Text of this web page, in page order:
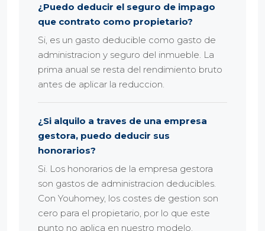
¿Puedo deducir el seguro de impago
que contrato como propietario?
Si, es un gasto deducible como gasto de
administracion y seguro del inmueble. La
prima anual se resta del rendimiento bruto
antes de aplicar la reduccion.
¿Si alquilo a traves de una empresa
gestora, puedo deducir sus
honorarios?
Si. Los honorarios de la empresa gestora
son gastos de administracion deducibles.
Con Youhomey, los costes de gestion son
cero para el propietario, por lo que este
punto no aplica en nuestro modelo.